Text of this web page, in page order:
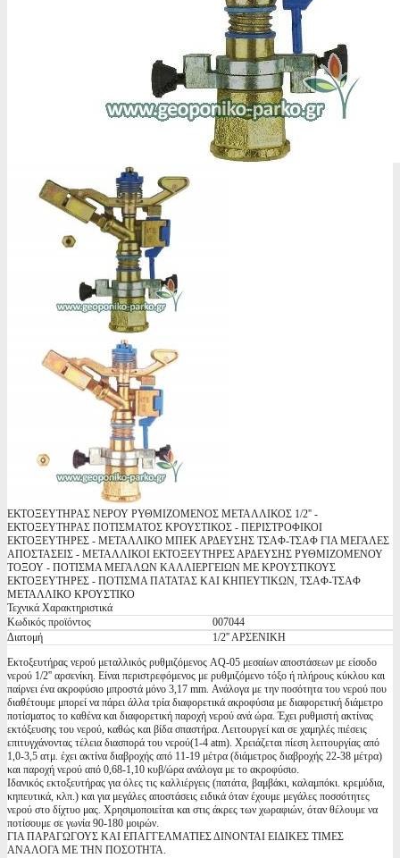
ΕΚΤΟΞΕΥΤΗΡΑΣ ΝΕΡΟΥ ΡΥΘΜΙΖΟΜΕΝΟΣ ΜΕΤΑΛΛΙΚΟΣ 1/2'' -
ΕΚΤΟΞΕΥΤΗΡΑΣ ΠΟΤΙΣΜΑΤΟΣ ΚΡΟΥΣΤΙΚΟΣ - ΠΕΡΙΣΤΡΟΦΙΚΟΙ
ΕΚΤΟΞΕΥΤΗΡΕΣ - ΜΕΤΑΛΛΙΚΟ ΜΠΕΚ ΑΡΔΕΥΣΗΣ ΤΣΑΦ-ΤΣΑΦ ΓΙΑ ΜΕΓΑΛΕΣ
ΑΠΟΣΤΑΣΕΙΣ - ΜΕΤΑΛΛΙΚΟΙ ΕΚΤΟΞΕΥΤΗΡΕΣ ΑΡΔΕΥΣΗΣ ΡΥΘΜΙΖΟΜΕΝΟΥ
ΤΟΞΟΥ - ΠΟΤΙΣΜΑ ΜΕΓΑΛΩΝ ΚΑΛΛΙΕΡΓΕΙΩΝ ΜΕ ΚΡΟΥΣΤΙΚΟΥΣ
ΕΚΤΟΞΕΥΤΗΡΕΣ - ΠΟΤΙΣΜΑ ΠΑΤΑΤΑΣ ΚΑΙ ΚΗΠΕΥΤΙΚΩΝ, ΤΣΑΦ-ΤΣΑΦ
ΜΕΤΑΛΛΙΚΟ ΚΡΟΥΣΤΙΚΟ
Τεχνικά Χαρακτηριστικά
Κωδικός προϊόντος
007044
Διατομή
1/2'' ΑΡΣΕΝΙΚΗ
Εκτοξευτήρας νερού μεταλλικός ρυθμιζόμενος AQ-05 μεσαίων αποστάσεων με είσοδο
νερού 1/2'' αρσενίκη. Είναι περιστρεφόμενος με ρυθμιζόμενο τόξο ή πλήρους κύκλου και
παίρνει ένα ακροφύσιο μπροστά μόνο 3,17 mm. Ανάλογα με την ποσότητα του νερού που
διαθέτουμε μπορεί να πάρει άλλα τρία διαφορετικά ακροφύσια με διαφορετική διάμετρο
ποτίσματος το καθένα και διαφορετική παροχή νερού ανά ώρα. Έχει ρυθμιστή ακτίνας
εκτόξευσης του νερού, καθώς και βίδα σπαστήρα. Λειτουργεί και σε χαμηλές πιέσεις
επιτυγχάνοντας τέλεια διασπορά του νερού(1-4 atm). Χρειάζεται πίεση λειτουργίας από
1,0-3,5 ατμ. έχει ακτίνα διαβροχής από 11-19 μέτρα (διάμετρος διαβροχής 22-38 μέτρα)
και παροχή νερού από 0,68-1,10 κυβ/ώρα ανάλογα με το ακροφύσιο.
Ιδανικός εκτοξευτήρας για όλες τις καλλιέργεις (πατάτα, βαμβάκι, καλαμπόκι. κρεμύδια,
κηπευτικά, κλπ.) και για μεγάλες αποστάσεις ειδικά όταν έχουμε μεγάλες ποσσότητες
νερού στο δίχτυο μας. Χρησιμοποιείται και στις άκρες των χωραφιών, όταν θέλουμε να
ποτίσουμε σε γωνία 90-180 μοιρών.
ΓΙΑ ΠΑΡΑΓΩΓΟΥΣ ΚΑΙ ΕΠΑΓΓΕΛΜΑΤΙΕΣ ΔΙΝΟΝΤΑΙ ΕΙΔΙΚΕΣ ΤΙΜΕΣ
ΑΝΑΛΟΓΑ ΜΕ ΤΗΝ ΠΟΣΟΤΗΤΑ.